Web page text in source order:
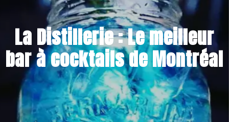
La Distillerie : Le meilleur
bar à cocktails de Montréal